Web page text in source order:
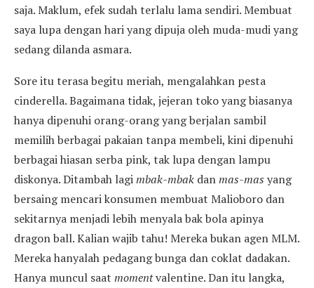
saja. Maklum, efek sudah terlalu lama sendiri. Membuat
saya lupa dengan hari yang dipuja oleh muda-mudi yang
sedang dilanda asmara.
Sore itu terasa begitu meriah, mengalahkan pesta
cinderella. Bagaimana tidak, jejeran toko yang biasanya
hanya dipenuhi orang-orang yang berjalan sambil
memilih berbagai pakaian tanpa membeli, kini dipenuhi
berbagai hiasan serba pink, tak lupa dengan lampu
diskonya. Ditambah lagimbak-mbak danmas-mas yang
bersaing mencari konsumen membuat Malioboro dan
sekitarnya menjadi lebih menyala bak bola apinya
dragon ball. Kalian wajib tahu! Mereka bukan agen MLM.
Mereka hanyalah pedagang bunga dan coklat dadakan.
Hanya muncul saat momentvalentine. Dan itu langka,